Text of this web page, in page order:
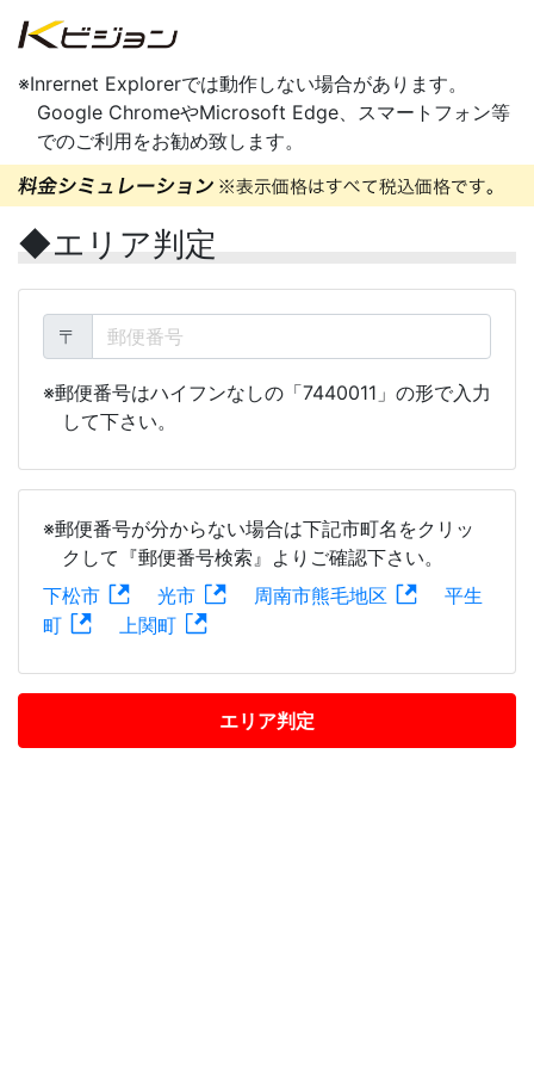
※Inrernet Explorerでは動作しない場合があります。
Google ChromeやMicrosoft Edge、スマートフォン等
でのご利用をお勧め致します。
エリア判定
〒
※郵便番号はハイフンなしの「7440011」の形で入力
して下さい。
※郵便番号が分からない場合は下記市町名をクリッ
クして『郵便番号検索』よりご確認下さい。
下松市
光市 周南市熊毛地区
平生
町
上関町
エリア判定